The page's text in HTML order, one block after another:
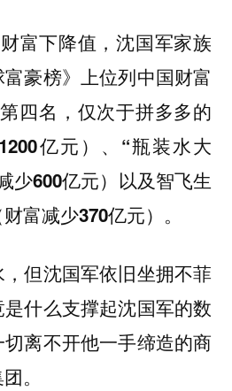
富下降值，沈国军家族
豪榜》上位列中国财富
四名，仅次于拼多多的
亿元）、“瓶装水大
少600亿元）以及智飞生
富减少370亿元）。
但沈国军依旧坐拥不菲
什么支撑起沈国军的数
离不开他一手缔造的商
。